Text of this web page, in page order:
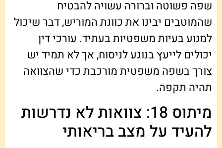
שפה פשוטה וברורה עשויה להבטיח
שהמוטבים יבינו את כוונת המוריש, דבר שיכול
למנוע בעיות משפטיות בעתיד. עורכי דין
יכולים לייעץ בנוגע לניסוח, אך לא תמיד יש
צורך בשפה משפטית מורכבת כדי שהצוואה
תהיה תקפה.
מיתוס 18: צוואות לא נדרשות
להעיד על מצב בריאותי